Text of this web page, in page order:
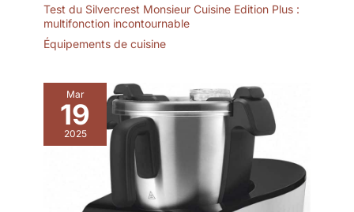
Test du Silvercrest Monsieur Cuisine Edition Plus :
multifonction incontournable
Équipements de cuisine
Mar
19
2025